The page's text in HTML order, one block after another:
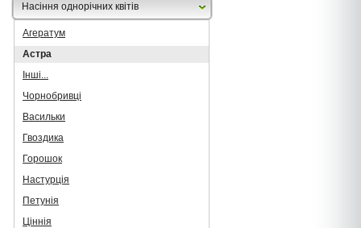
Насіння однорічних квітів
Агератум
Астра
Інші...
Чорнобривці
Васильки
Гвоздика
Горошок
Настурція
Петунія
Ціннія